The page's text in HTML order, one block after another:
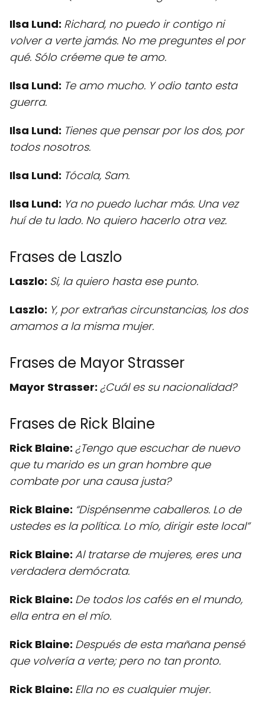
Ilsa Lund: Richard, no puedo ir contigo ni
volver a verte jamás. No me preguntes el por
qué. Sólo créeme que te amo.
Ilsa Lund: Te amo mucho. Y odio tanto esta
guerra.
Ilsa Lund: Tienes que pensar por los dos, por
todos nosotros.
Ilsa Lund: Tócala, Sam.
Ilsa Lund: Ya no puedo luchar más. Una vez
huí de tu lado. No quiero hacerlo otra vez.
Frases de Laszlo
Laszlo: Si, la quiero hasta ese punto.
Laszlo: Y, por extrañas circunstancias, los dos
amamos a la misma mujer.
Frases de Mayor Strasser
Mayor Strasser: ¿Cuál es su nacionalidad?
Frases de Rick Blaine
Rick Blaine: ¿Tengo que escuchar de nuevo
que tu marido es un gran hombre que
combate por una causa justa?
Rick Blaine: “Dispénsenme caballeros. Lo de
ustedes es la política. Lo mío, dirigir este local”
Rick Blaine: Al tratarse de mujeres, eres una
verdadera demócrata.
Rick Blaine: De todos los cafés en el mundo,
ella entra en el mío.
Rick Blaine: Después de esta mañana pensé
que volvería a verte; pero no tan pronto.
Rick Blaine: Ella no es cualquier mujer.